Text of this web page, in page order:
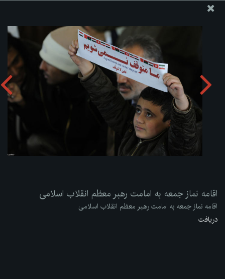
وجوهات
اقامه نماز جمعه به امامت رهبر معظم انقلاب اسلامی
دریافت آلبوم:zip
اقامه نماز جمعه به امامت رهبر معظم انقلاب اسلامی
اقامه نماز جمعه به امامت رهبر معظم انقلاب اسلامی
دریافت